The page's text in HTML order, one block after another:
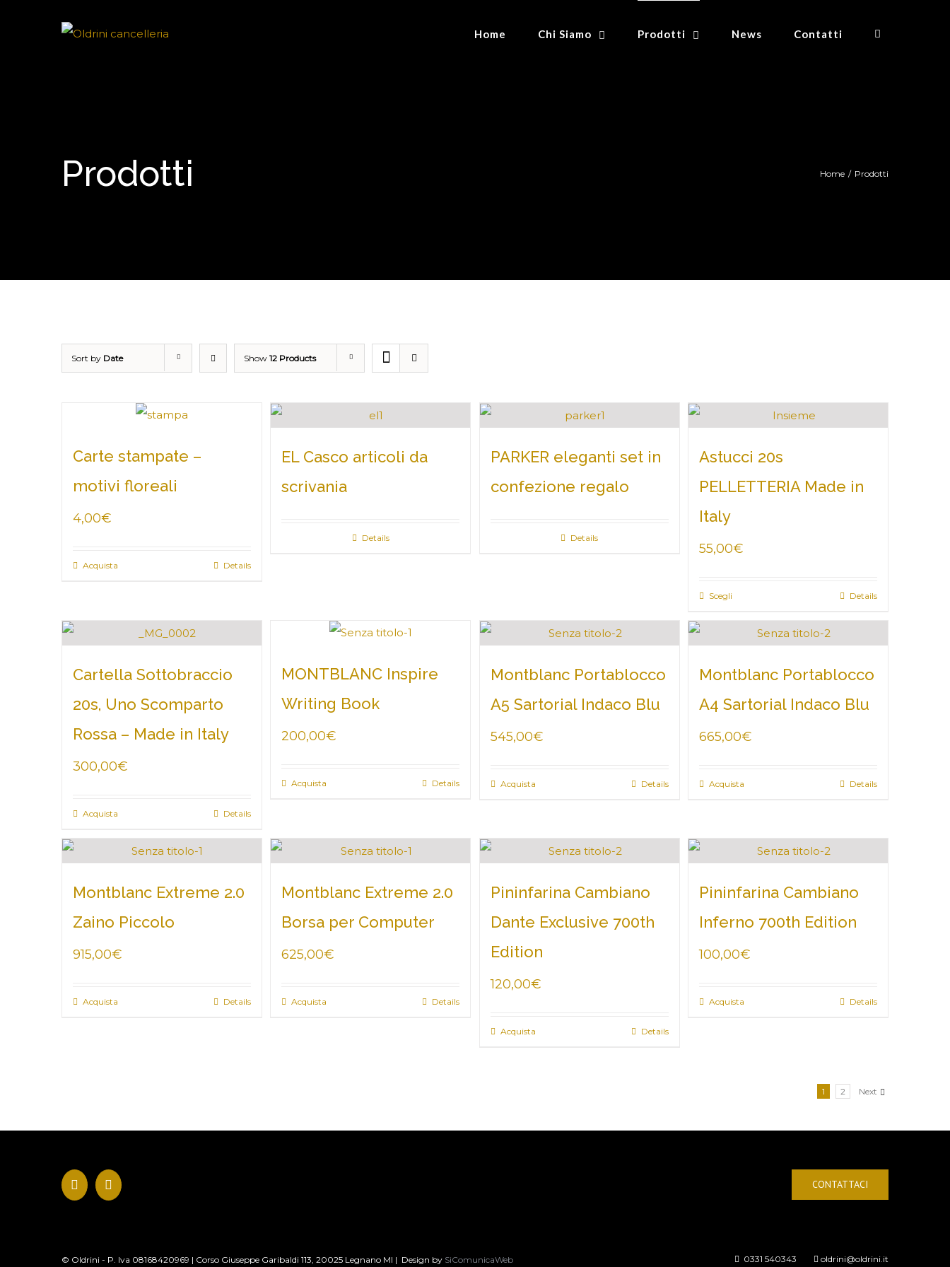
Home Chi Siamo Prodotti News Contatti
Prodotti Home / Prodotti
Sort by Date Show 12 Products
Carte stampate –
motivi floreali
4,00€
Acquista Details
EL Casco articoli da
scrivania
Details
PARKER eleganti set in
confezione regalo
Details
Astucci 20s
PELLETTERIA Made in
Italy
55,00€
Scegli Details
Cartella Sottobraccio
20s, Uno Scomparto
Rossa – Made in Italy
300,00€
Acquista Details
MONTBLANC Inspire
Writing Book
200,00€
Acquista Details
Montblanc Portablocco
A5 Sartorial Indaco Blu
545,00€
Acquista Details
Montblanc Portablocco
A4 Sartorial Indaco Blu
665,00€
Acquista Details
Montblanc Extreme 2.0
Zaino Piccolo
915,00€
Acquista Details
Montblanc Extreme 2.0
Borsa per Computer
625,00€
Acquista Details
Pininfarina Cambiano
Dante Exclusive 700th
Edition
120,00€
Acquista Details
Pininfarina Cambiano
Inferno 700th Edition
100,00€
Acquista Details
1 2 Next
CONTATTACI
© Oldrini - P. Iva 08168420969 | Corso Giuseppe Garibaldi 113, 20025 Legnano MI | Design by SiComunicaWeb 0331 540343 oldrini@oldrini.it